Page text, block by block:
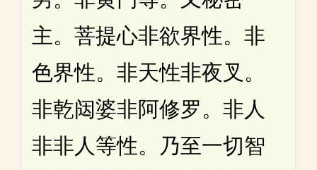
主。菩提心非欲界性。非
色界性。非天性非夜叉。
非乾闼婆非阿修罗。非人
非非人等性。乃至一切智